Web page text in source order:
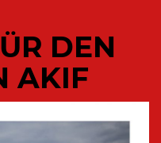
DEN
AKIF